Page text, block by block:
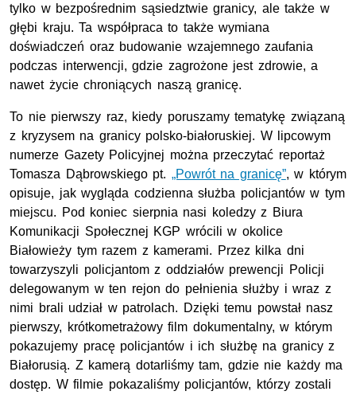
tylko w bezpośrednim sąsiedztwie granicy, ale także w
głębi kraju. Ta współpraca to także wymiana
doświadczeń oraz budowanie wzajemnego zaufania
podczas interwencji, gdzie zagrożone jest zdrowie, a
nawet życie chroniących naszą granicę.
To nie pierwszy raz, kiedy poruszamy tematykę związaną
z kryzysem na granicy polsko-białoruskiej. W lipcowym
numerze Gazety Policyjnej można przeczytać reportaż
Tomasza Dąbrowskiego pt. „Powrót na granicę”, w którym
opisuje, jak wygląda codzienna służba policjantów w tym
miejscu. Pod koniec sierpnia nasi koledzy z Biura
Komunikacji Społecznej KGP wrócili w okolice
Białowieży tym razem z kamerami. Przez kilka dni
towarzyszyli policjantom z oddziałów prewencji Policji
delegowanym w ten rejon do pełnienia służby i wraz z
nimi brali udział w patrolach. Dzięki temu powstał nasz
pierwszy, krótkometrażowy film dokumentalny, w którym
pokazujemy pracę policjantów i ich służbę na granicy z
Białorusią. Z kamerą dotarliśmy tam, gdzie nie każdy ma
dostęp. W filmie pokazaliśmy policjantów, którzy zostali